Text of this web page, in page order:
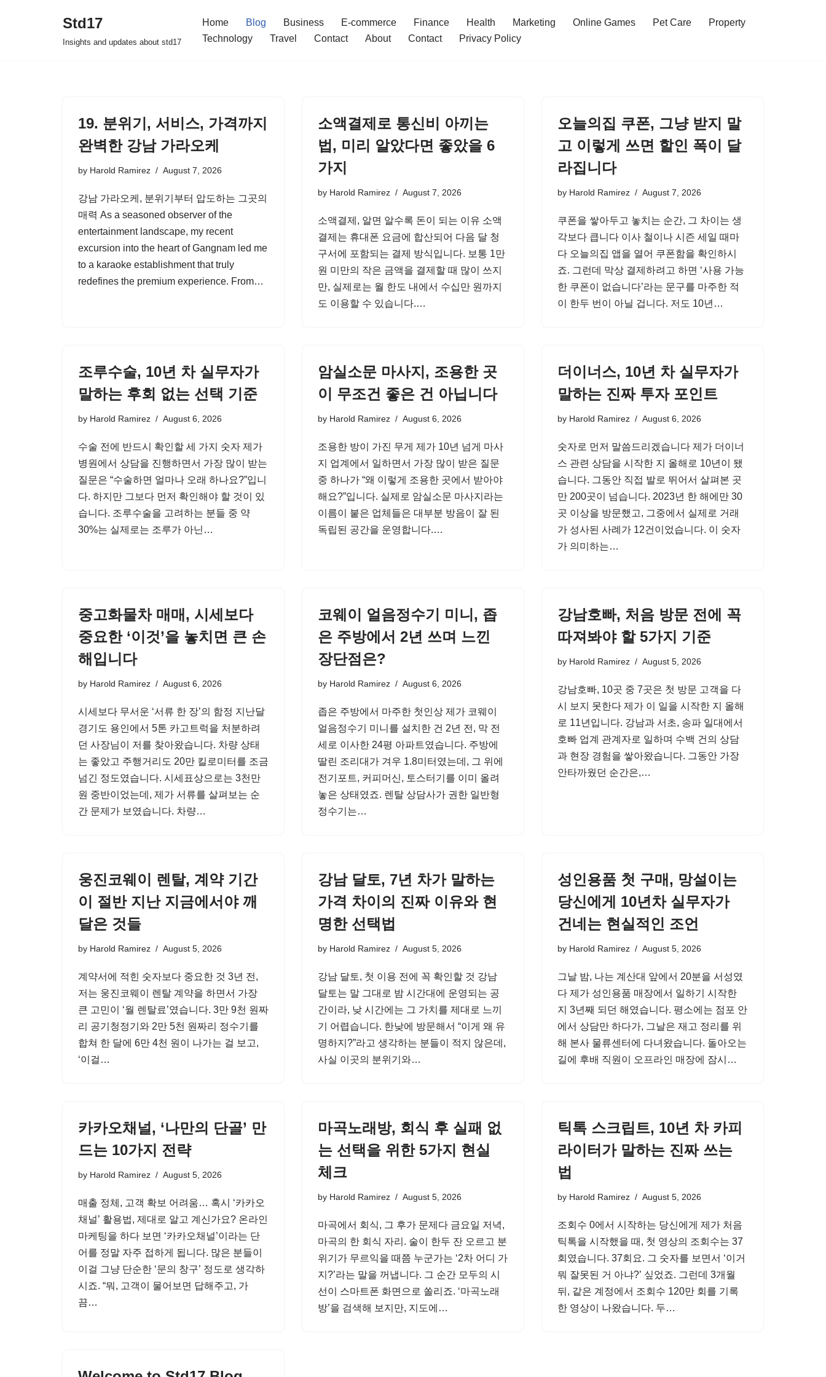
Std17
Insights and updates about std17
Home Blog Business E-commerce Finance Health Marketing Online Games Pet Care
Property
Technology
Travel Contact About Contact Privacy Policy
19. 분위기, 서비스, 가격까지
완벽한 강남 가라오케
by Harold Ramirez August 7, 2026
강남 가라오케, 분위기부터 압도하는 그곳의
매력 As a seasoned observer of the
entertainment landscape, my recent
excursion into the heart of Gangnam led me
to a karaoke establishment that truly
redefines the premium experience. From…
소액결제로 통신비 아끼는
법, 미리 알았다면 좋았을 6
가지
by Harold Ramirez August 7, 2026
소액결제, 알면 알수록 돈이 되는 이유 소액
결제는 휴대폰 요금에 합산되어 다음 달 청
구서에 포함되는 결제 방식입니다. 보통 1만
원 미만의 작은 금액을 결제할 때 많이 쓰지
만, 실제로는 월 한도 내에서 수십만 원까지
도 이용할 수 있습니다.…
오늘의집 쿠폰, 그냥 받지 말
고 이렇게 쓰면 할인 폭이 달
라집니다
by Harold Ramirez August 7, 2026
쿠폰을 쌓아두고 놓치는 순간, 그 차이는 생
각보다 큽니다 이사 철이나 시즌 세일 때마
다 오늘의집 앱을 열어 쿠폰함을 확인하시
죠. 그런데 막상 결제하려고 하면 ‘사용 가능
한 쿠폰이 없습니다’라는 문구를 마주한 적
이 한두 번이 아닐 겁니다. 저도 10년…
조루수술, 10년 차 실무자가
말하는 후회 없는 선택 기준
by Harold Ramirez August 6, 2026
수술 전에 반드시 확인할 세 가지 숫자 제가
병원에서 상담을 진행하면서 가장 많이 받는
질문은 “수술하면 얼마나 오래 하나요?”입니
다. 하지만 그보다 먼저 확인해야 할 것이 있
습니다. 조루수술을 고려하는 분들 중 약
30%는 실제로는 조루가 아닌…
암실소문 마사지, 조용한 곳
이 무조건 좋은 건 아닙니다
by Harold Ramirez August 6, 2026
조용한 방이 가진 무게 제가 10년 넘게 마사
지 업계에서 일하면서 가장 많이 받은 질문
중 하나가 “왜 이렇게 조용한 곳에서 받아야
해요?”입니다. 실제로 암실소문 마사지라는
이름이 붙은 업체들은 대부분 방음이 잘 된
독립된 공간을 운영합니다.…
더이너스, 10년 차 실무자가
말하는 진짜 투자 포인트
by Harold Ramirez August 6, 2026
숫자로 먼저 말씀드리겠습니다 제가 더이너
스 관련 상담을 시작한 지 올해로 10년이 됐
습니다. 그동안 직접 발로 뛰어서 살펴본 곳
만 200곳이 넘습니다. 2023년 한 해에만 30
곳 이상을 방문했고, 그중에서 실제로 거래
가 성사된 사례가 12건이었습니다. 이 숫자
가 의미하는…
중고화물차 매매, 시세보다
중요한 ‘이것’을 놓치면 큰 손
해입니다
by Harold Ramirez August 6, 2026
시세보다 무서운 ‘서류 한 장’의 함정 지난달
경기도 용인에서 5톤 카고트럭을 처분하려
던 사장님이 저를 찾아왔습니다. 차량 상태
는 좋았고 주행거리도 20만 킬로미터를 조금
넘긴 정도였습니다. 시세표상으로는 3천만
원 중반이었는데, 제가 서류를 살펴보는 순
간 문제가 보였습니다. 차량…
코웨이 얼음정수기 미니, 좁
은 주방에서 2년 쓰며 느낀
장단점은?
by Harold Ramirez August 6, 2026
좁은 주방에서 마주한 첫인상 제가 코웨이
얼음정수기 미니를 설치한 건 2년 전, 막 전
세로 이사한 24평 아파트였습니다. 주방에
딸린 조리대가 겨우 1.8미터였는데, 그 위에
전기포트, 커피머신, 토스터기를 이미 올려
놓은 상태였죠. 렌탈 상담사가 권한 일반형
정수기는…
강남호빠, 처음 방문 전에 꼭
따져봐야 할 5가지 기준
by Harold Ramirez August 5, 2026
강남호빠, 10곳 중 7곳은 첫 방문 고객을 다
시 보지 못한다 제가 이 일을 시작한 지 올해
로 11년입니다. 강남과 서초, 송파 일대에서
호빠 업계 관계자로 일하며 수백 건의 상담
과 현장 경험을 쌓아왔습니다. 그동안 가장
안타까웠던 순간은,…
웅진코웨이 렌탈, 계약 기간
이 절반 지난 지금에서야 깨
달은 것들
by Harold Ramirez August 5, 2026
계약서에 적힌 숫자보다 중요한 것 3년 전,
저는 웅진코웨이 렌탈 계약을 하면서 가장
큰 고민이 ‘월 렌탈료’였습니다. 3만 9천 원짜
리 공기청정기와 2만 5천 원짜리 정수기를
합쳐 한 달에 6만 4천 원이 나가는 걸 보고,
‘이걸…
강남 달토, 7년 차가 말하는
가격 차이의 진짜 이유와 현
명한 선택법
by Harold Ramirez August 5, 2026
강남 달토, 첫 이용 전에 꼭 확인할 것 강남
달토는 말 그대로 밤 시간대에 운영되는 공
간이라, 낮 시간에는 그 가치를 제대로 느끼
기 어렵습니다. 한낮에 방문해서 “이게 왜 유
명하지?”라고 생각하는 분들이 적지 않은데,
사실 이곳의 분위기와…
성인용품 첫 구매, 망설이는
당신에게 10년차 실무자가
건네는 현실적인 조언
by Harold Ramirez August 5, 2026
그날 밤, 나는 계산대 앞에서 20분을 서성였
다 제가 성인용품 매장에서 일하기 시작한
지 3년째 되던 해였습니다. 평소에는 점포 안
에서 상담만 하다가, 그날은 재고 정리를 위
해 본사 물류센터에 다녀왔습니다. 돌아오는
길에 후배 직원이 오프라인 매장에 잠시…
카카오채널, ‘나만의 단골’ 만
드는 10가지 전략
by Harold Ramirez August 5, 2026
매출 정체, 고객 확보 어려움… 혹시 ‘카카오
채널’ 활용법, 제대로 알고 계신가요? 온라인
마케팅을 하다 보면 ‘카카오채널’이라는 단
어를 정말 자주 접하게 됩니다. 많은 분들이
이걸 그냥 단순한 ‘문의 창구’ 정도로 생각하
시죠. “뭐, 고객이 물어보면 답해주고, 가
끔…
마곡노래방, 회식 후 실패 없
는 선택을 위한 5가지 현실
체크
by Harold Ramirez August 5, 2026
마곡에서 회식, 그 후가 문제다 금요일 저녁,
마곡의 한 회식 자리. 술이 한두 잔 오르고 분
위기가 무르익을 때쯤 누군가는 ‘2차 어디 가
지?’라는 말을 꺼냅니다. 그 순간 모두의 시
선이 스마트폰 화면으로 쏠리죠. ‘마곡노래
방’을 검색해 보지만, 지도에…
틱톡 스크립트, 10년 차 카피
라이터가 말하는 진짜 쓰는
법
by Harold Ramirez August 5, 2026
조회수 0에서 시작하는 당신에게 제가 처음
틱톡을 시작했을 때, 첫 영상의 조회수는 37
회였습니다. 37회요. 그 숫자를 보면서 ‘이거
뭐 잘못된 거 아냐?’ 싶었죠. 그런데 3개월
뒤, 같은 계정에서 조회수 120만 회를 기록
한 영상이 나왔습니다. 두…